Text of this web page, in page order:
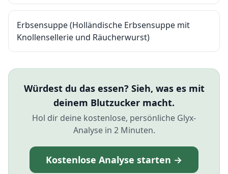
Erbsensuppe (Holländische Erbsensuppe mit
Knollensellerie und Räucherwurst)
Würdest du das essen? Sieh, was es mit
deinem Blutzucker macht.
Hol dir deine kostenlose, persönliche Glyx-
Analyse in 2 Minuten.
Kostenlose Analyse starten →